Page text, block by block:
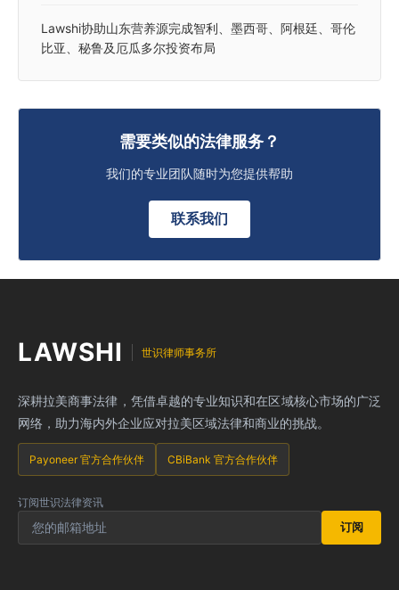
Lawshi协助山东营养源完成智利、墨西哥、阿根廷、哥伦
比亚、秘鲁及厄瓜多尔投资布局
需要类似的法律服务？
我们的专业团队随时为您提供帮助
联系我们
LAWSHI 世识律师事务所
深耕拉美商事法律，凭借卓越的专业知识和在区域核心市场的广泛
网络，助力海内外企业应对拉美区域法律和商业的挑战。
Payoneer 官方合作伙伴 CBiBank 官方合作伙伴
订阅世识法律资讯
订阅